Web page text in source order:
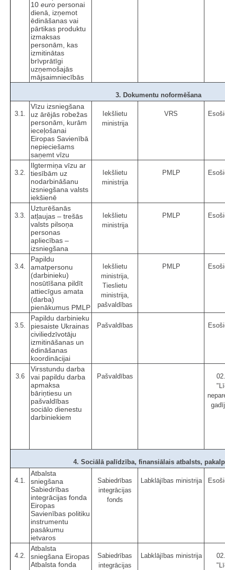
10 euro personai
dienā, izņemot
ēdināšanas vai
pārtikas produktu
izmaksas
personām, kas
izmitinātas
brīvprātīgi
uzņemošajās
mājsaimniecībās
3. Dokumentu noformēšana
3.1.
Vīzu izsniegšana
uz ārējās robežas
personām, kurām
ieceļošanai
Eiropas Savienībā
nepieciešams
saņemt vīzu
Iekšlietu
ministrija
VRS
3.2.
Ilgtermiņa vīzu ar
tiesībām uz
nodarbināšanu
izsniegšana valsts
iekšienē
Iekšlietu
ministrija
PMLP
3.3.
Uzturēšanās
atļaujas – trešās
valsts pilsoņa
personas
apliecības –
izsniegšana
Iekšlietu
ministrija
PMLP
3.4.
Papildu
amatpersonu
(darbinieku)
nosūtīšana pildīt
attiecīgus amata
(darba)
pienākumus PMLP
Iekšlietu
ministrija,
Tieslietu
ministrija,
pašvaldības
PMLP
3.5.
Papildu darbinieku
piesaiste Ukrainas
civiliedzīvotāju
izmitināšanas un
ēdināšanas
koordinācijai
Pašvaldības
3.6
Virsstundu darba
vai papildu darba
apmaksa
bāriņtiesu un
pašvaldības
sociālo dienestu
darbiniekiem
Pašvaldības
4. Sociālā palīdzība, finansiālais atbalsts,
4.1.
Atbalsta
sniegšana
Sabiedrības
integrācijas fonda
Eiropas
Savienības politiku
instrumentu
pasākumu
ietvaros
Sabiedrības
integrācijas
fonds
Labklājības ministrija
4.2.
Atbalsta
sniegšana Eiropas
Atbalsta fonda
Sabiedrības
integrācijas
Labklājības ministrija